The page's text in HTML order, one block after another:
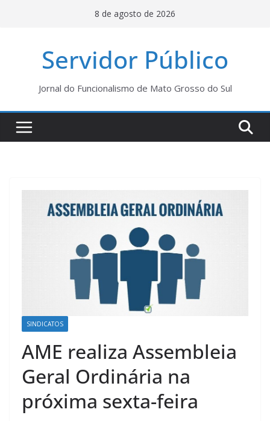
8 de agosto de 2026
Servidor Público
Jornal do Funcionalismo de Mato Grosso do Sul
SINDICATOS
AME realiza Assembleia
Geral Ordinária na
próxima sexta-feira